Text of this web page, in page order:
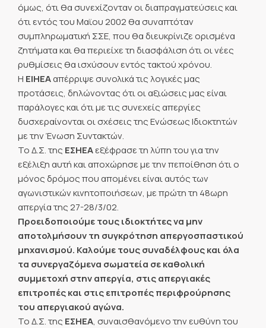
όμως, ότι θα συνεχίζονταν οι διαπραγματεύσεις και
ότι εντός του Μαϊου 2002 θα συναπτόταν
συμπληρωματική ΣΣΕ, που θα διευκρίνιζε ορισμένα
ζητήματα και θα περιείχε τη διασφάλιση ότι οι νέες
ρυθμίσεις θα ισχύσουν εντός τακτού χρόνου.
Η ΕΙΗΕΑαπέρριψε συνολικά τις λογικές μας
προτάσεις, δηλώνοντας ότι οι αξιώσεις μας είναι
παράλογες και ότι με τις συνεχείς απεργίες
δυσχεραίνονται οι σχέσεις της Ενώσεως Ιδιοκτητών
με την Ένωση Συντακτών.
Το Δ.Σ. της ΕΣΗΕΑεξέφρασε τη λύπη του για την
εξέλιξη αυτή και αποχώρησε με την πεποίθηση ότι ο
μόνος δρόμος που απομένει είναι αυτός των
αγωνιστικών κινητοποιήσεων, με πρώτη τη 48ωρη
απεργία της 27-28/3/02.
Προειδοποιούμε τους ιδιοκτήτες να μην
αποτολμήσουν τη συγκρότηση απεργοσπαστικού
μηχανισμού. Καλούμε τους συναδέλφους και όλα
τα συνεργαζόμενα σωματεία σε καθολική
συμμετοχή στην απεργία, στις απεργιακές
επιτροπές και στις επιτροπές περιφρούρησης
του απεργιακού αγώνα.
Το Δ.Σ. της ΕΣΗΕΑ, συναισθανόμενο την ευθύνη του